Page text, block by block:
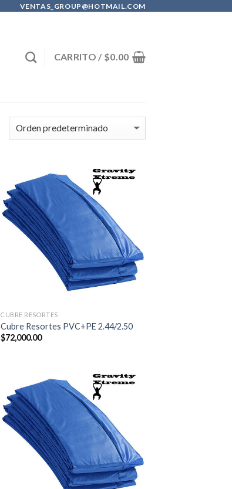
VENTAS_GROUP@HOTMAIL.COM
CARRITO / $0.00
CUBRE RESORTES
Cubre Resortes PVC+PE 2.44/2.50
$72,000.00